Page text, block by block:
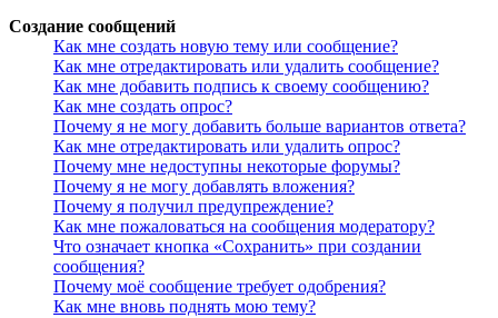
Создание сообщений
Как мне создать новую тему или сообщение?
Как мне отредактировать или удалить сообщение?
Как мне добавить подпись к своему сообщению?
Как мне создать опрос?
Почему я не могу добавить больше вариантов ответа?
Как мне отредактировать или удалить опрос?
Почему мне недоступны некоторые форумы?
Почему я не могу добавлять вложения?
Почему я получил предупреждение?
Как мне пожаловаться на сообщения модератору?
Что означает кнопка «Сохранить» при создании
сообщения?
Почему моё сообщение требует одобрения?
Как мне вновь поднять мою тему?